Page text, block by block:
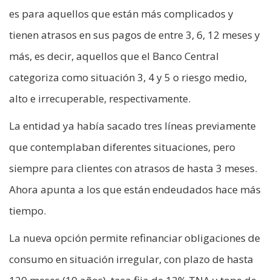
es para aquellos que están más complicados y
tienen atrasos en sus pagos de entre 3, 6, 12 meses y
más, es decir, aquellos que el Banco Central
categoriza como situación 3, 4 y 5 o riesgo medio,
alto e irrecuperable, respectivamente.
La entidad ya había sacado tres líneas previamente
que contemplaban diferentes situaciones, pero
siempre para clientes con atrasos de hasta 3 meses.
Ahora apunta a los que están endeudados hace más
tiempo.
La nueva opción permite refinanciar obligaciones de
consumo en situación irregular, con plazo de hasta